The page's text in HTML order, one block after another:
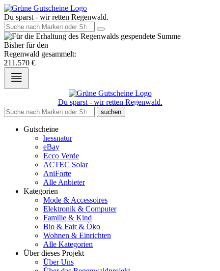
Du sparst - wir retten Regenwald.
Bisher für den
Regenwald gesammelt:
211.570 €
Du sparst - wir retten Regenwald.
suchen
Gutscheine
hessnatur
eBay
Ecco Verde
ACTEC Solar
AniForte
Alle Anbieter
Kategorien
Mode & Accessoires
Elektronik & Computer
Familie & Kind
Bio & Fair & Öko
Wohnen & Einrichten
Alle Kategorien
Über dieses Projekt
Über Uns